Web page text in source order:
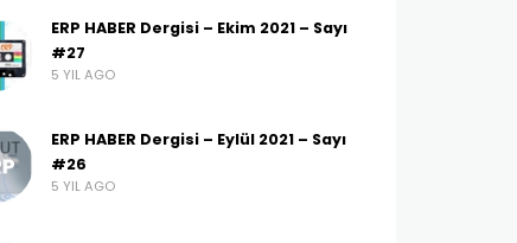
ERP HABER Dergisi – Ekim 2021 – Sayı
#27
5 YIL AGO
ERP HABER Dergisi – Eylül 2021 – Sayı
#26
5 YIL AGO